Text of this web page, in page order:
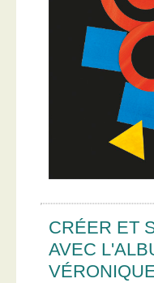
CRÉER ET
AVEC